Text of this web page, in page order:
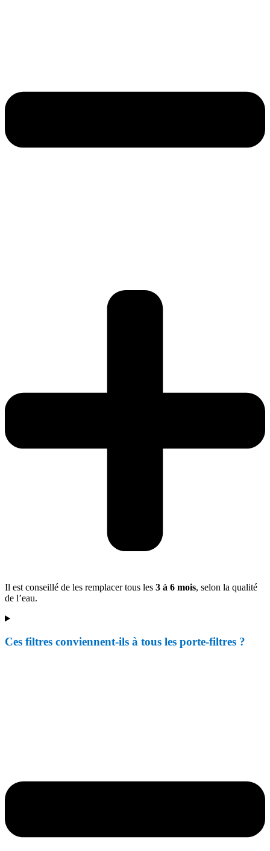
Il est conseillé de les remplacer tous les 3 à 6 mois, selon la qualité
de l’eau.
Ces filtres conviennent-ils à tous les porte-filtres ?